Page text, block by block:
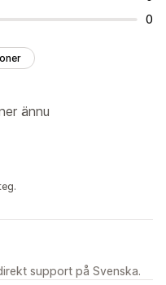
0
ännu
support på Svenska.